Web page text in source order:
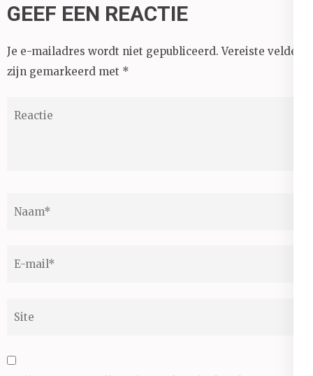
GEEF EEN REACTIE
Je e-mailadres wordt niet gepubliceerd. Vereiste velden
zijn gemarkeerd met *